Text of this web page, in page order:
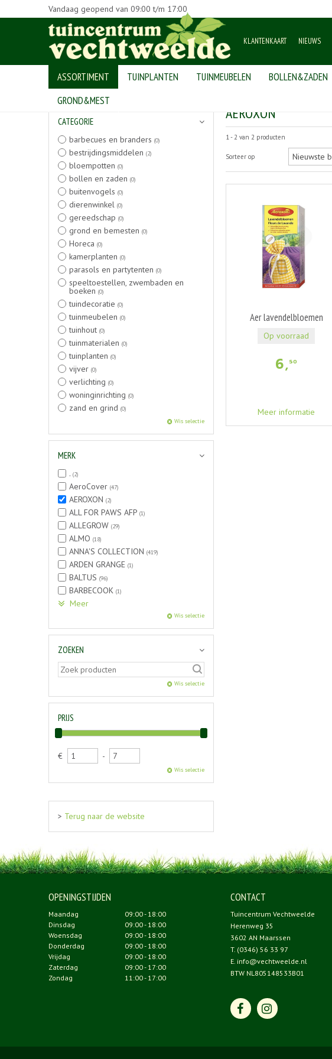
Home > Producten
Vandaag geopend van 09:00 t/m 17:00
KLANTENKAART NIEUWS
ASSORTIMENT TUINPLANTEN TUINMEUBELEN BOLLEN&ZADEN
GROND&MEST
AEROXON
1 - 2 van 2 producten
Sorteer op
Aer lavendelbloemen
6,50
Meer informatie
Op voorraad
CATEGORIE
barbecues en branders (0)
bestrijdingsmiddelen (2)
bloempotten (0)
bollen en zaden (0)
buitenvogels (0)
dierenwinkel (0)
gereedschap (0)
grond en bemesten (0)
Horeca (0)
kamerplanten (0)
parasols en partytenten (0)
speeltoestellen, zwembaden en
boeken (0)
tuindecoratie (0)
tuinmeubelen (0)
tuinhout (0)
tuinmaterialen (0)
tuinplanten (0)
vijver (0)
verlichting (0)
woninginrichting (0)
zand en grind (0)
Wis selectie
MERK
. (2)
AeroCover (47)
AEROXON (2)
ALL FOR PAWS AFP (1)
ALLEGROW (29)
ALMO (18)
ANNA'S COLLECTION (419)
ARDEN GRANGE (1)
BALTUS (96)
BARBECOOK (1)
Meer
Wis selectie
ZOEKEN
Wis selectie
PRIJS
€ -
Wis selectie
> Terug naar de website
OPENINGSTIJDEN
Maandag
09:00 - 18:00
Dinsdag
09:00 - 18:00
Woensdag
09:00 - 18:00
Donderdag
09:00 - 18:00
Vrijdag
09:00 - 18:00
Zaterdag
09:00 - 17:00
Zondag
11:00 - 17:00
CONTACT
Tuincentrum Vechtweelde
Herenweg 35
3602 AN Maarssen
T. (0346) 56 33 97
E. info@vechtweelde.nl
BTW NL805148533B01